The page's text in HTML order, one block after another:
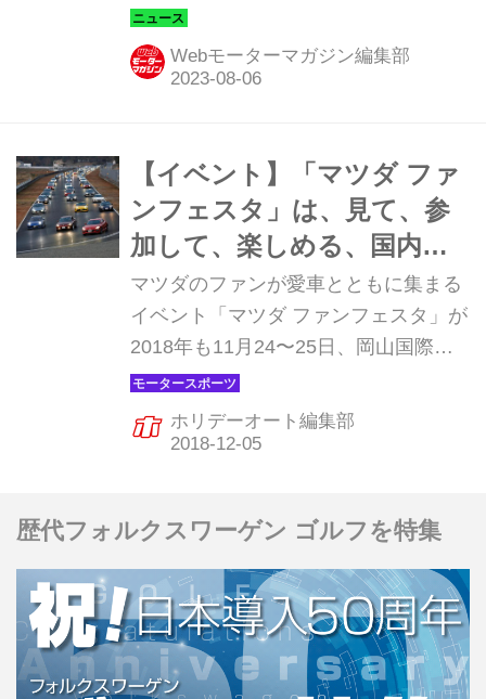
OKAYAMA」を開催する。9月4日
（月）よりイベントの入場券・参加券
の販売を開始する。
Webモーターマガジン編集部
【イベント】「マツダ ファ
ンフェスタ」は、見て、参
加して、楽しめる、国内最
大級のマツダの祭典！
マツダのファンが愛車とともに集まる
イベント「マツダ ファンフェスタ」が
2018年も11月24〜25日、岡山国際サ
ーキットで開催された。
ホリデーオート編集部
歴代フォルクスワーゲン ゴルフを特集